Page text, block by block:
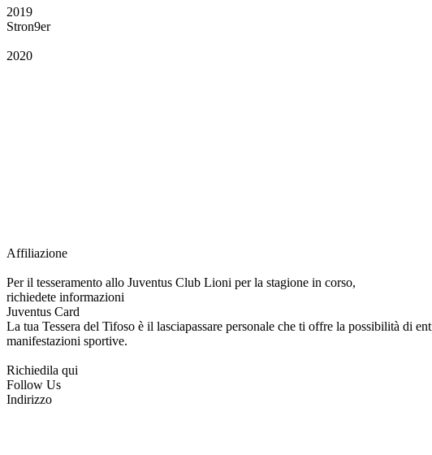
2019
Stron9er
2020
Affiliazione
Per il tesseramento allo Juventus Club Lioni per la stagione in corso,
richiedete informazioni
Juventus Card
La tua Tessera del Tifoso è il lasciapassare personale che ti offre la possibilità di
manifestazioni sportive.
Richiedila qui
Follow Us
Indirizzo